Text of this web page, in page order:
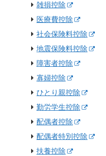
雑損控除
医療費控除
社会保険料控除
地震保険料控除
障害者控除
寡婦控除
ひとり親控除
勤労学生控除
配偶者控除
配偶者特別控除
扶養控除